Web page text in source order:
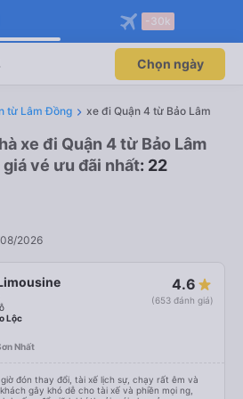
-30k
Chọn ngày
từ Lâm Đồng xe đi Quận 4 từ Bảo Lâm
xe đi Quận 4 từ Bảo Lâm
vé ưu đãi nhất: 22
2026
4.6
(653 đánh giá)
Lộc
Nhất
đón thay đổi, tài xế lịch sự, chạy rất êm và
gây khó dễ cho tài xế và phiền mọi ng,